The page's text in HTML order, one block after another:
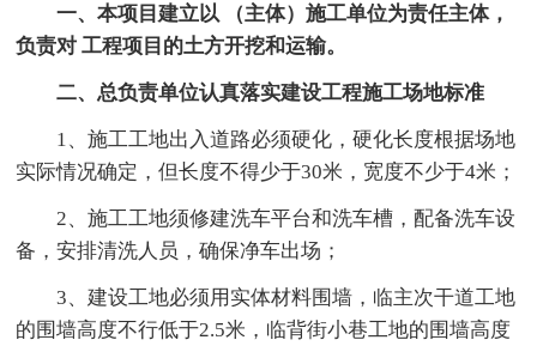
一、本项目建立以 （主体）施工单位为责任主体，
负责对 工程项目的土方开挖和运输。
二、总负责单位认真落实建设工程施工场地标准
1、施工工地出入道路必须硬化，硬化长度根据场地
实际情况确定，但长度不得少于30米，宽度不少于4米；
2、施工工地须修建洗车平台和洗车槽，配备洗车设
备，安排清洗人员，确保净车出场；
3、建设工地必须用实体材料围墙，临主次干道工地
的围墙高度不行低于2.5米，临背街小巷工地的围墙高度